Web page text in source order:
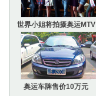
世界小姐将拍摄奥运MTV
奥运车牌售价10万元